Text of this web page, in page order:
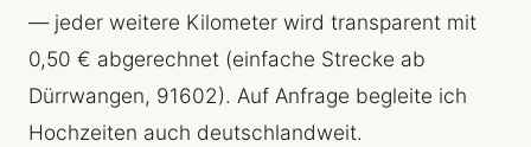
— jeder weitere Kilometer wird transparent mit
0,50 € abgerechnet (einfache Strecke ab
Dürrwangen, 91602). Auf Anfrage begleite ich
Hochzeiten auch deutschlandweit.